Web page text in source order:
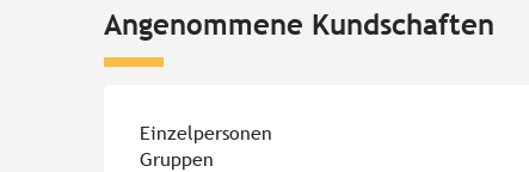
Angenommene Kundschaften
Einzelpersonen
Gruppen